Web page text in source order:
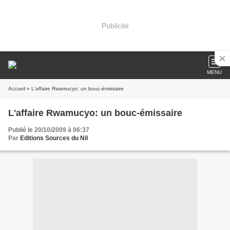
Publicité
MENU
Accueil » L'affaire Rwamucyo: un bouc-émissaire
L'affaire Rwamucyo: un bouc-émissaire
Publié le 20/10/2009 à 06:37
Par Editions Sources du Nil